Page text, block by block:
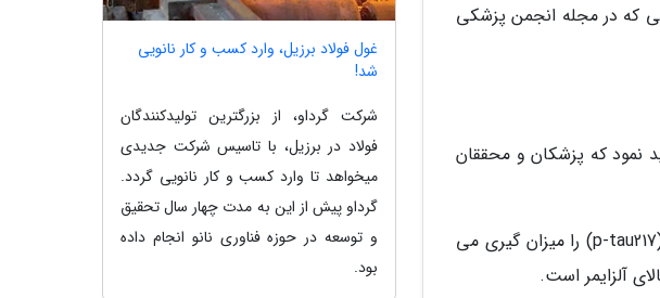
بر اساس یافته هایی که در مجله انجمن پزشکی
نمود که پزشکان و محققان
با توجه به تعدد آزمایش های خون باید توجه کرد که دقیق ترین آن ها نشانگر زیستی به نام (p-tau217) را میزان گیری می
غول فولاد برزیل، وارد کسب و کار نانویی
شد!
شرکت گرداو، از بزرگترین تولیدکنندگان
فولاد در برزیل، با تاسیس شرکت جدیدی
میخواهد تا وارد کسب و کار نانویی گردد.
گرداو پیش از این به مدت چهار سال تحقیق
و توسعه در حوزه فناوری نانو انجام داده
بود.